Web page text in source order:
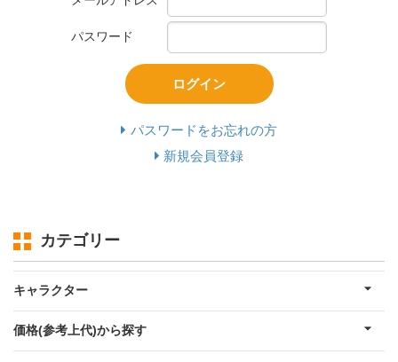
パスワード
ログイン
パスワードをお忘れの方
新規会員登録
カテゴリー
キャラクター
価格(参考上代)から探す